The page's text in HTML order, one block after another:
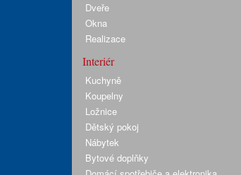
Dveře
Okna
Realizace
Interiér
Kuchyně
Koupelny
Ložnice
Dětský pokoj
Nábytek
Bytové doplňky